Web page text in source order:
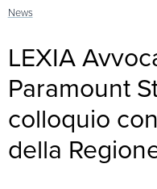
News
LEXIA
Paramount
colloquio
della